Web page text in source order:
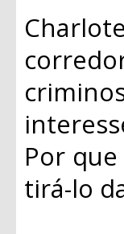
Por
tirá-lo